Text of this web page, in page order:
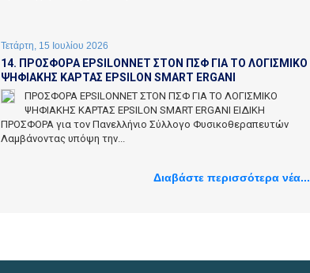
Τετάρτη, 15 Ιουλίου 2026
14. ΠΡΟΣΦΟΡΑ EPSILONNET ΣΤΟΝ ΠΣΦ ΓΙΑ ΤΟ ΛΟΓΙΣΜΙΚΟ
ΨΗΦΙΑΚΗΣ ΚΑΡΤΑΣ EPSILON SMART ERGANI
ΠΡΟΣΦΟΡΑ EPSILONNET ΣΤΟΝ ΠΣΦ ΓΙΑ ΤΟ ΛΟΓΙΣΜΙΚΟ
ΨΗΦΙΑΚΗΣ ΚΑΡΤΑΣ EPSILON SMART ERGANI ΕΙΔΙΚΗ
ΠΡΟΣΦΟΡΑ για τον Πανελλήνιο Σύλλογο Φυσικοθεραπευτών
Λαμβάνοντας υπόψη την...
Διαβάστε περισσότερα νέα...